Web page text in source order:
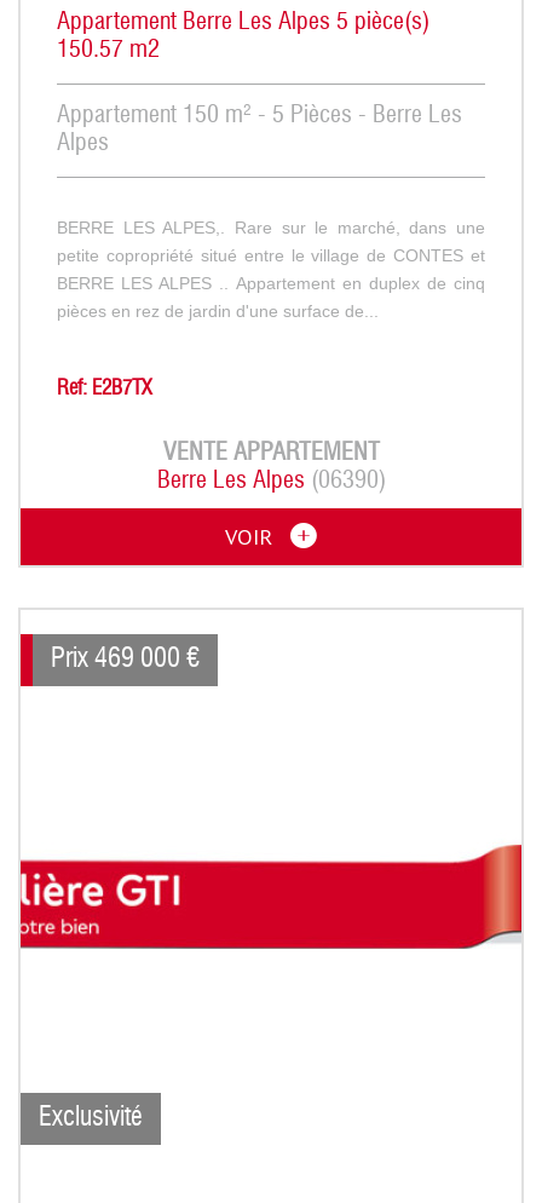
Appartement Berre Les Alpes 5 pièce(s)
150.57 m2
Appartement 150 m² - 5 Pièces - Berre Les
Alpes
BERRE LES ALPES,. Rare sur le marché, dans une
petite copropriété situé entre le village de CONTES et
BERRE LES ALPES .. Appartement en duplex de cinq
pièces en rez de jardin d'une surface de...
Ref: E2B7TX
VENTE APPARTEMENT
Berre Les Alpes (06390)
VOIR
Exclusivité
Prix 469 000 €